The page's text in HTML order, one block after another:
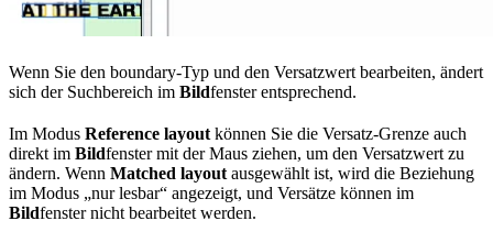
Wenn Sie den boundary-Typ und den Versatzwert bearbeiten, ändert
sich der Suchbereich im Bildfenster entsprechend.
Im Modus Reference layout können Sie die Versatz-Grenze auch
direkt im Bildfenster mit der Maus ziehen, um den Versatzwert zu
ändern. Wenn Matched layout ausgewählt ist, wird die Beziehung
im Modus „nur lesbar“ angezeigt, und Versätze können im
Bildfenster nicht bearbeitet werden.